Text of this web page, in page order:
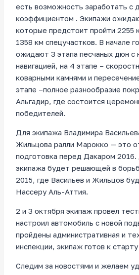
есть возможность заработать с
коэффициентом . Экипажи
которые предстоит пройти 2255
1358 км спецучастков. В начале
ожидают 3 этапа песчаных дюн с
навигацией, на 4 этапе –
коварными камнями и
этапе –полное разнообразие
Альгадир, где состоится
победителей.
Для экипажа Владимира
Жильцова ралли Марокко — это
подготовка перед Дакаром 2016.
экипажа будет решающей в
2015, где Васильев и Жильцов
Нассеру Аль-Аттия.
2 и 3 октября экипаж провел
настроил автомобиль с новой
пройдены административная и
инспекции, экипаж готов к
Следим за новостями и желаем